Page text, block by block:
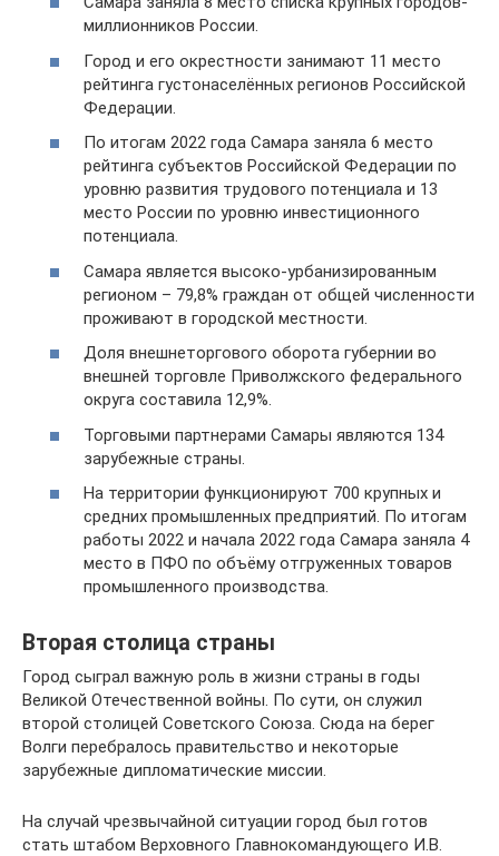
миллионников России.
Город и его окрестности занимают 11 место
рейтинга густонаселённых регионов Российской
Федерации.
По итогам 2022 года Самара заняла 6 место
рейтинга субъектов Российской Федерации по
уровню развития трудового потенциала и 13
место России по уровню инвестиционного
потенциала.
Самара является высоко-урбанизированным
регионом – 79,8% граждан от общей численности
проживают в городской местности.
Доля внешнеторгового оборота губернии во
внешней торговле Приволжского федерального
округа составила 12,9%.
Торговыми партнерами Самары являются 134
зарубежные страны.
На территории функционируют 700 крупных и
средних промышленных предприятий. По итогам
работы 2022 и начала 2022 года Самара заняла 4
место в ПФО по объёму отгруженных товаров
промышленного производства.
Вторая столица страны
Город сыграл важную роль в жизни страны в годы
Великой Отечественной войны. По сути, он служил
второй столицей Советского Союза. Сюда на берег
Волги перебралось правительство и некоторые
зарубежные дипломатические миссии.
На случай чрезвычайной ситуации город был готов
стать штабом Верховного Главнокомандующего И.В.